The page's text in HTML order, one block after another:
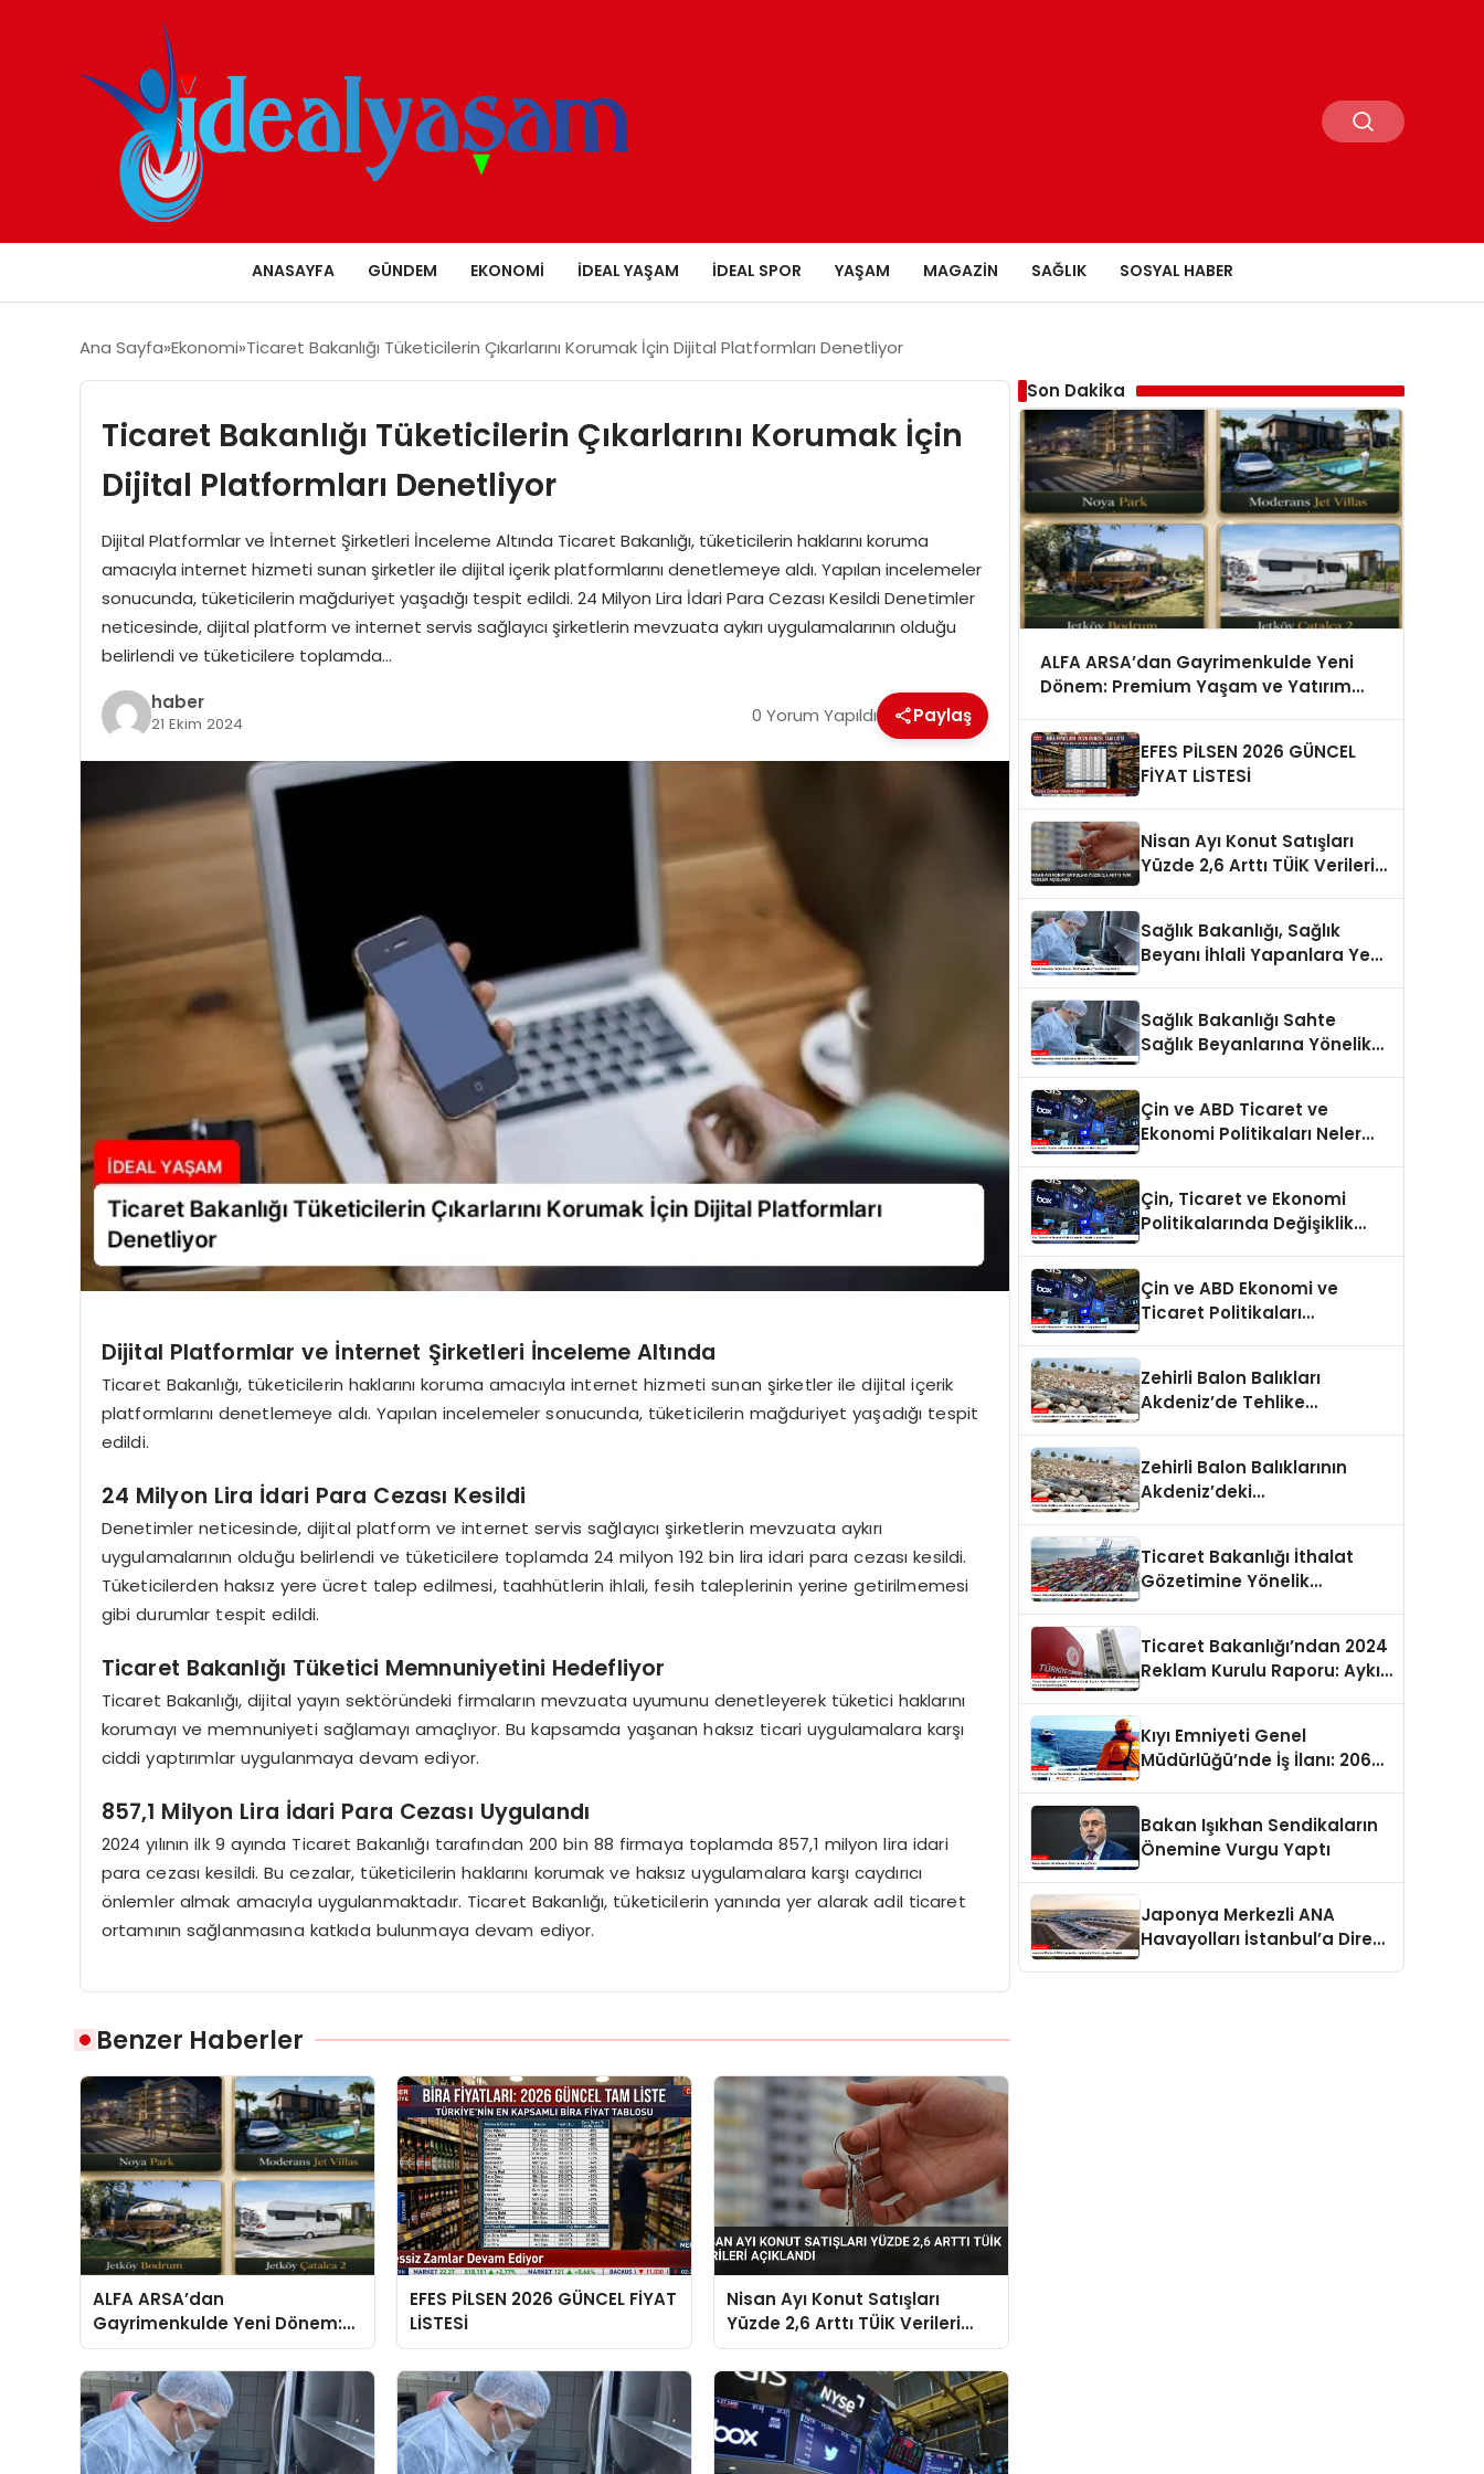
ANASAYFA GÜNDEM EKONOMI İDEAL YAŞAM İDEAL SPOR YAŞAM MAGAZIN SAĞLIK SOSYAL HABER
Ana Sayfa Ekonomi Ticaret Bakanlığı Tüketicilerin Çıkarlarını Korumak İçin Dijital Platformları Denetliyor
Ticaret Bakanlığı Tüketicilerin Çıkarlarını Korumak İçin
Dijital Platformları Denetliyor
Dijital Platformlar ve İnternet Şirketleri İnceleme Altında Ticaret Bakanlığı, tüketicilerin haklarını koruma
amacıyla internet hizmeti sunan şirketler ile dijital içerik platformlarını denetlemeye aldı. Yapılan incelemeler
sonucunda, tüketicilerin mağduriyet yaşadığı tespit edildi. 24 Milyon Lira İdari Para Cezası Kesildi Denetimler
neticesinde, dijital platform ve internet servis sağlayıcı şirketlerin mevzuata aykırı uygulamalarının olduğu
belirlendi ve tüketicilere toplamda…
haber
21 Ekim 2024 0 Yorum Yapıldı Paylaş
Dijital Platformlar ve İnternet Şirketleri İnceleme Altında
Ticaret Bakanlığı, tüketicilerin haklarını koruma amacıyla internet hizmeti sunan şirketler ile dijital içerik
platformlarını denetlemeye aldı. Yapılan incelemeler sonucunda, tüketicilerin mağduriyet yaşadığı tespit
edildi.
24 Milyon Lira İdari Para Cezası Kesildi
Denetimler neticesinde, dijital platform ve internet servis sağlayıcı şirketlerin mevzuata aykırı
uygulamalarının olduğu belirlendi ve tüketicilere toplamda 24 milyon 192 bin lira idari para cezası kesildi.
Tüketicilerden haksız yere ücret talep edilmesi, taahhütlerin ihlali, fesih taleplerinin yerine getirilmemesi
gibi durumlar tespit edildi.
Ticaret Bakanlığı Tüketici Memnuniyetini Hedefliyor
Ticaret Bakanlığı, dijital yayın sektöründeki firmaların mevzuata uyumunu denetleyerek tüketici haklarını
korumayı ve memnuniyeti sağlamayı amaçlıyor. Bu kapsamda yaşanan haksız ticari uygulamalara karşı
ciddi yaptırımlar uygulanmaya devam ediyor.
857,1 Milyon Lira İdari Para Cezası Uygulandı
2024 yılının ilk 9 ayında Ticaret Bakanlığı tarafından 200 bin 88 firmaya toplamda 857,1 milyon lira idari
para cezası kesildi. Bu cezalar, tüketicilerin haklarını korumak ve haksız uygulamalara karşı caydırıcı
önlemler almak amacıyla uygulanmaktadır. Ticaret Bakanlığı, tüketicilerin yanında yer alarak adil ticaret
ortamının sağlanmasına katkıda bulunmaya devam ediyor.
Benzer Haberler
ALFA ARSA’dan
Gayrimenkulde Yeni Dönem:
Premium Yaşam ve Yatırım
Fırsatları Bir Arada
EFES PİLSEN 2026 GÜNCEL FİYAT
LİSTESİ
Nisan Ayı Konut Satışları
Yüzde 2,6 Arttı TÜİK Verileri
Açıklandı
Son Dakika
ALFA ARSA’dan Gayrimenkulde Yeni
Dönem: Premium Yaşam ve Yatırım
EFES PİLSEN 2026 GÜNCEL
FİYAT LİSTESİ
Nisan Ayı Konut Satışları
Yüzde 2,6 Arttı TÜİK Verileri
Sağlık Bakanlığı, Sağlık
Beyanı İhlali Yapanlara Yeni
Sağlık Bakanlığı Sahte
Sağlık Beyanlarına Yönelik
Çin ve ABD Ticaret ve
Ekonomi Politikaları Neler
Çin, Ticaret ve Ekonomi
Politikalarında Değişiklik
Çin ve ABD Ekonomi ve
Ticaret Politikaları
Zehirli Balon Balıkları
Akdeniz’de Tehlike
Zehirli Balon Balıklarının
Akdeniz’deki
Ticaret Bakanlığı İthalat
Gözetimine Yönelik
Ticaret Bakanlığı’ndan 2024
Reklam Kurulu Raporu: Aykırı
Kıyı Emniyeti Genel
Müdürlüğü’nde İş İlanı: 206
Bakan Işıkhan Sendikaların
Önemine Vurgu Yaptı
Japonya Merkezli ANA
Havayolları İstanbul’a Direkt